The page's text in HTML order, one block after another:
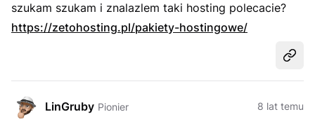
szukam szukam i znalazlem taki hosting polecacie?
https://zetohosting.pl/pakiety-hostingowe/
LinGruby Pionier 8 lat temu